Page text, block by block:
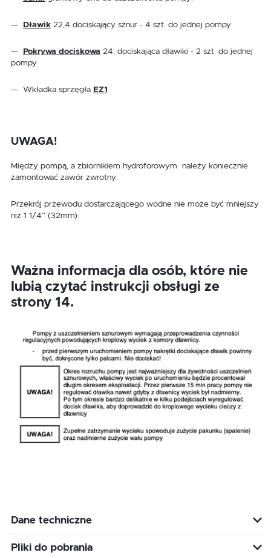
— Dławik 22,4 dociskający sznur - 4 szt. do jednej pompy
— Pokrywa dociskowa 24, dociskająca dławiki - 2 szt. do jednej
pompy
— Wkładka sprzęgła EZ1
UWAGA!
Między pompą, a zbiornikiem hydroforowym należy koniecznie
zamontować zawór zwrotny.
Przekrój przewodu dostarczającego wodne nie może być mniejszy
niż 1 1/4” (32mm).
Ważna informacja dla osób, które nie
lubią czytać instrukcji obsługi ze
strony 14.
Dane techniczne
Pliki do pobrania